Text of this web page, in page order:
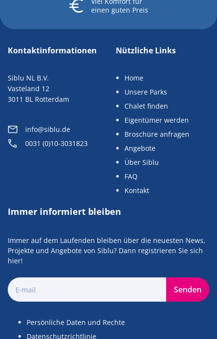
einen guten Preis
Kontaktinformationen
Siblu NL B.V.
Vasteland 12
3011 BL Rotterdam
info@siblu.de
0031 (0)10-3031823
Nützliche Links
Home
Unsere Parks
Chalet finden
Eigentümer werden
Broschüre anfragen
Angebote
Über Siblu
FAQ
Kontakt
Immer informiert bleiben
Immer auf dem Laufenden bleiben über die neuesten News,
Projekte und Angebote von Siblu? Dann registrieren Sie sich
hier!
Senden
Persönliche Daten und Rechte
Datenschutzrichtlinie